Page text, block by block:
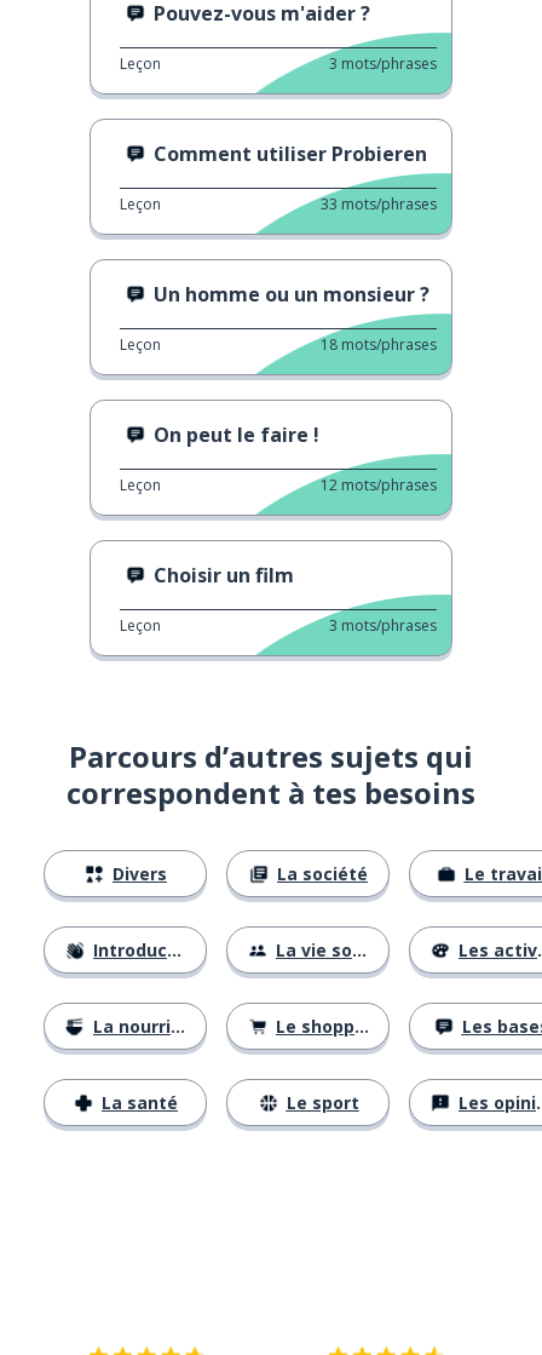
Pouvez-vous m'aider ?
Leçon 3 mots/phrases
Comment utiliser Probieren
Leçon 33 mots/phrases
Un homme ou un monsieur ?
Leçon 18 mots/phrases
On peut le faire !
Leçon 12 mots/phrases
Choisir un film
Leçon 3 mots/phrases
Parcours d’autres sujets qui
correspondent à tes besoins
Divers
Introductions
La nourriture
La santé
La société
La vie sociale
Le shopping
Le sport
Le
Les activités
Les
Les opinions